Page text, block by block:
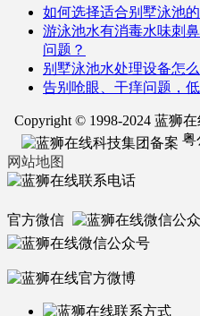
如何选择适合别墅泳池
游泳池水有消毒水味刺
问题？
别墅泳池水处理设备怎
告别呛眼、干痒问题，
Copyright © 1998-2024 蓝狮
粤
网站地图
官方微信